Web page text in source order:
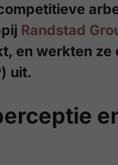
Randstad
en werkten ze
uit.